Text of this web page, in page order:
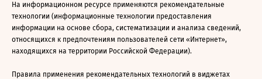
На информационном ресурсе применяются рекомендательные
технологии (информационные технологии предоставления
информации на основе сбора, систематизации и анализа сведений,
относящихся к предпочтениям пользователей сети «Интернет»,
находящихся на территории Российской Федерации).
Правила применения рекомендательных технологий в виджетах